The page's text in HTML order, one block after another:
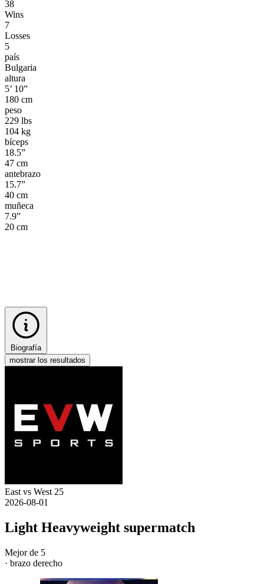
38
Wins
7
Losses
5
país
Bulgaria
altura
5’ 10”
180 cm
peso
229 lbs
104 kg
bíceps
18.5”
47 cm
antebrazo
15.7”
40 cm
muñeca
7.9”
20 cm
Biografía
mostrar los resultados
East vs West 25
2026-08-01
Light Heavyweight supermatch
Mejor de 5
· brazo derecho